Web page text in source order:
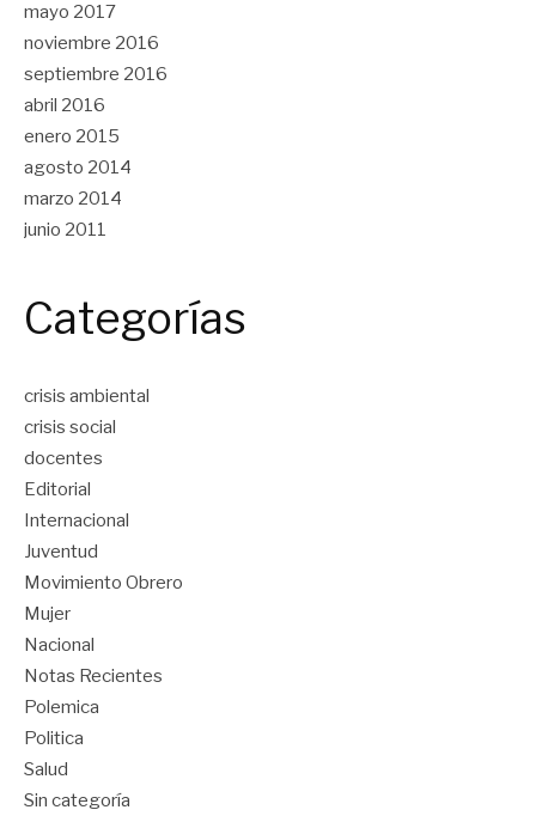
mayo 2017
noviembre 2016
septiembre 2016
abril 2016
enero 2015
agosto 2014
marzo 2014
junio 2011
Categorías
crisis ambiental
crisis social
docentes
Editorial
Internacional
Juventud
Movimiento Obrero
Mujer
Nacional
Notas Recientes
Polemica
Politica
Salud
Sin categoría